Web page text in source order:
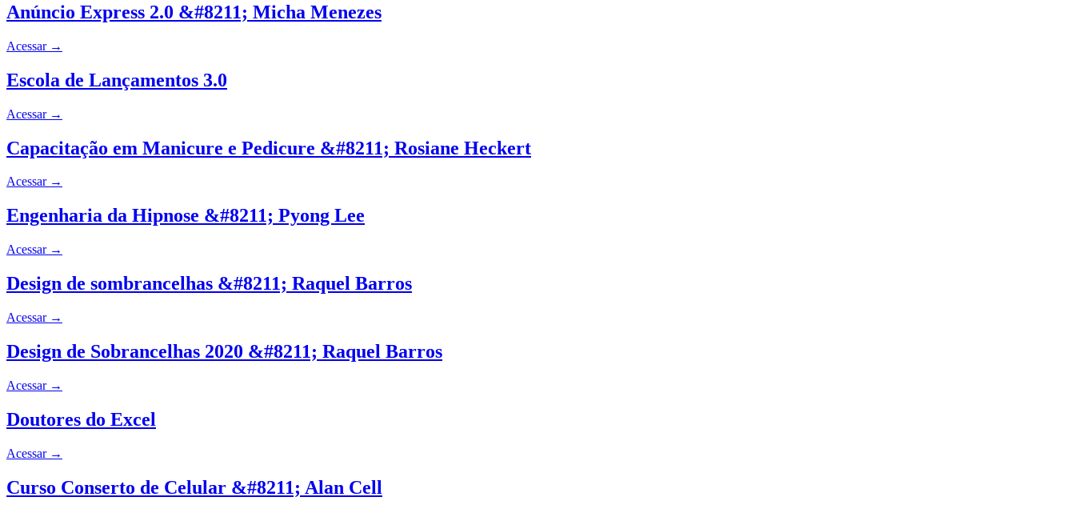
Anúncio Express 2.0 &#8211; Micha Menezes
Acessar →
Escola de Lançamentos 3.0
Acessar →
Capacitação em Manicure e Pedicure &#8211; Rosiane Heckert
Acessar →
Engenharia da Hipnose &#8211; Pyong Lee
Acessar →
Design de sombrancelhas &#8211; Raquel Barros
Acessar →
Design de Sobrancelhas 2020 &#8211; Raquel Barros
Acessar →
Doutores do Excel
Acessar →
Curso Conserto de Celular &#8211; Alan Cell